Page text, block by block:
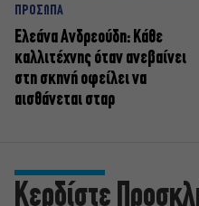
ΠΡΟΣΩΠΑ
Ελεάνα Ανδρεούδη: Κάθε
καλλιτέχνης όταν ανεβαίνει
στη σκηνή οφείλει να
αισθάνεται σταρ
Κερδίστε